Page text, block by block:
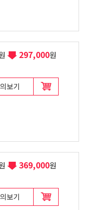
297,000원
보기
369,000원
보기